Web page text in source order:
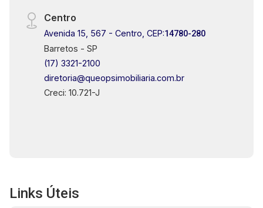
Centro
Avenida 15, 567 - Centro, CEP:14780-280
Barretos - SP
(17) 3321-2100
diretoria@queopsimobiliaria.com.br
Creci: 10.721-J
Links Úteis